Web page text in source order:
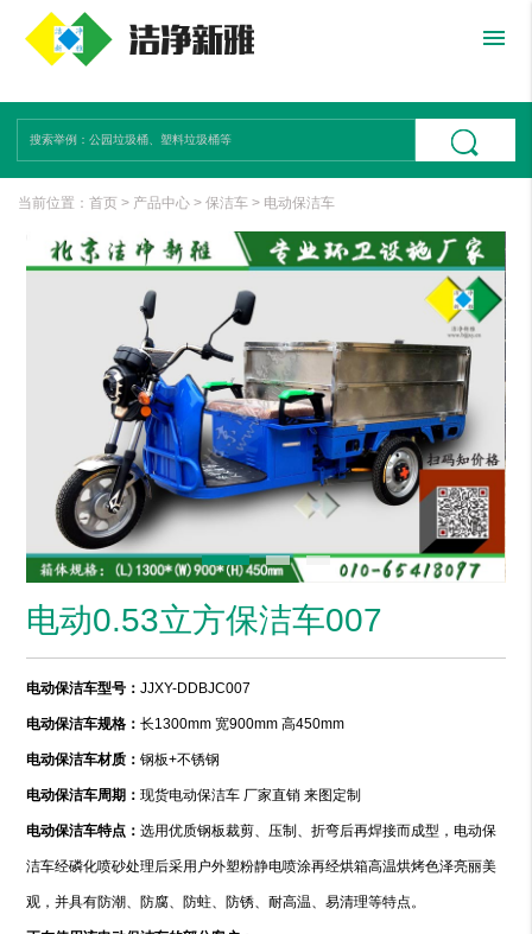
menu
当前位置： 首页> 产品中心> 保洁车> 电动保洁车
电动0.53立方保洁车007
电动保洁车型号：JJXY-DDBJC007
电动保洁车规格：长1300mm 宽900mm 高450mm
电动保洁车材质：钢板+不锈钢
电动保洁车周期：现货电动保洁车 厂家直销 来图定制
电动保洁车特点：选用优质钢板裁剪、压制、折弯后再焊接而成型，电动保
洁车经磷化喷砂处理后采用户外塑粉静电喷涂再经烘箱高温烘烤色泽亮丽美
观，并具有防潮、防腐、防蛀、防锈、耐高温、易清理等特点。